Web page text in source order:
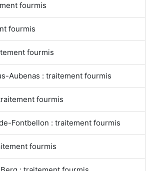
fourmis
fourmis
fourmis
Aubenas : traitement fourmis
fourmis
Fontbellon : traitement fourmis
fourmis